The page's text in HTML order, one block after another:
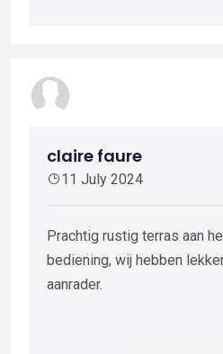
claire faure
11 July 2024
Prachtig rustig terras aan
bediening, wij hebben
aanrader.